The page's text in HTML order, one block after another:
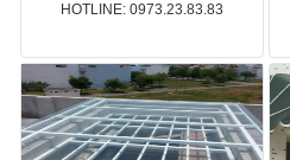
HOTLINE: 0973.23.83.83